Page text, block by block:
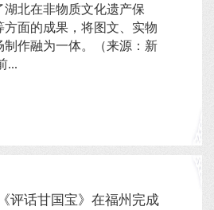
北在非物质文化遗产保
方面的成果，将图文、实物
制作融为一体。（来源：新
...
评话甘国宝》在福州完成